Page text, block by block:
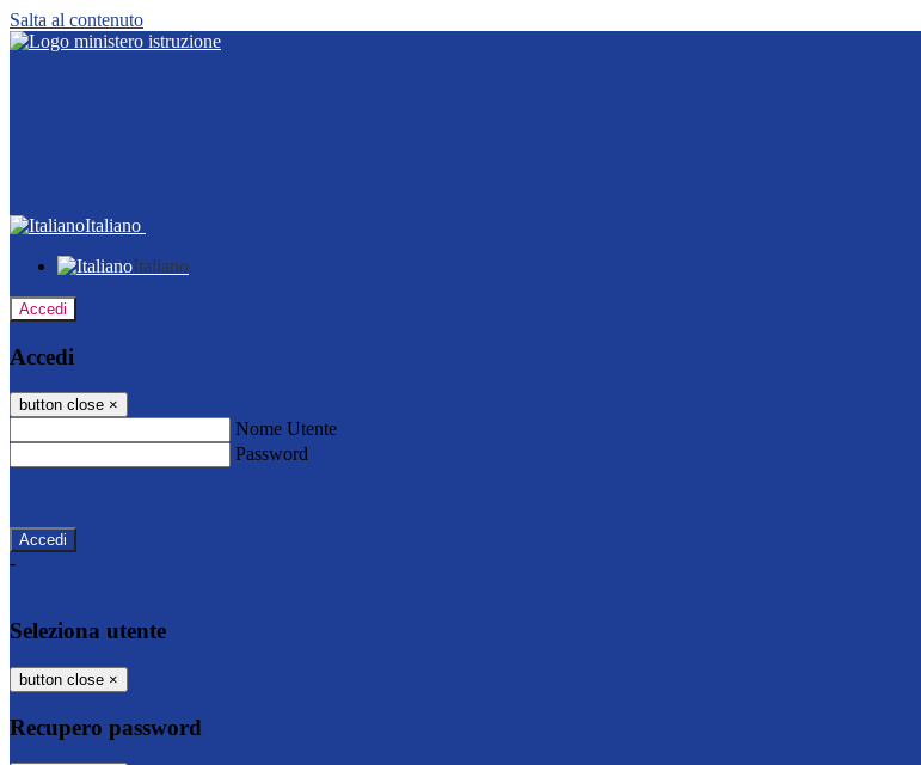
Salta al contenuto
Italiano
Italiano
Accedi
Accedi
button close ×
Nome Utente
Password
-
Seleziona utente
button close ×
Recupero password